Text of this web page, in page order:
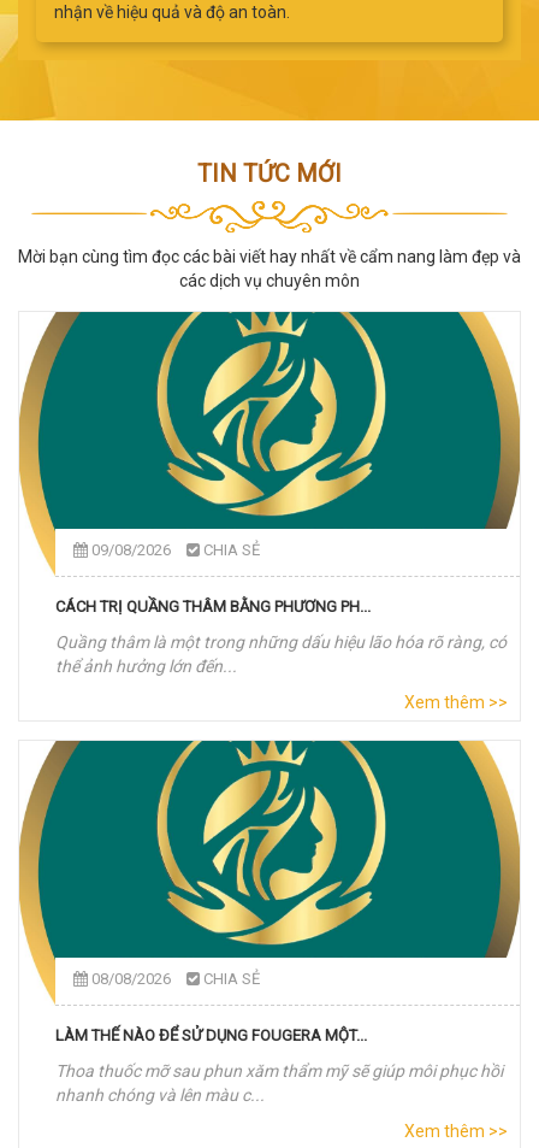
nhận về hiệu quả và độ an toàn.
TIN TỨC MỚI
Mời bạn cùng tìm đọc các bài viết hay nhất về cẩm nang làm đẹp và
các dịch vụ chuyên môn
09/08/2026 CHIA SẺ
CÁCH TRỊ QUẦNG THÂM BẰNG PHƯƠNG PH...
Quầng thâm là một trong những dấu hiệu lão hóa rõ ràng, có
thể ảnh hưởng lớn đến...
Xem thêm >>
08/08/2026 CHIA SẺ
LÀM THẾ NÀO ĐỂ SỬ DỤNG FOUGERA MỘT...
Thoa thuốc mỡ sau phun xăm thẩm mỹ sẽ giúp môi phục hồi
nhanh chóng và lên màu c...
Xem thêm >>